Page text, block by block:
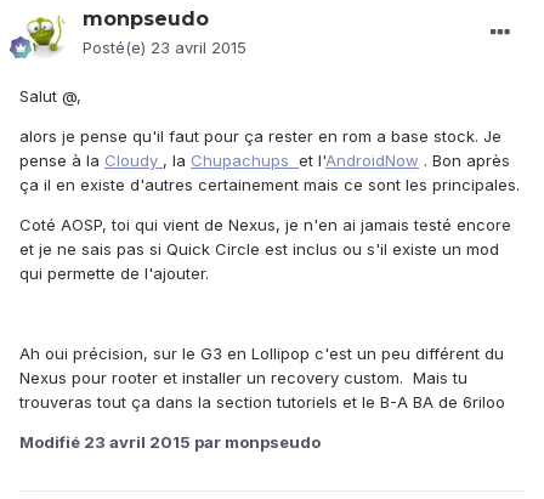
monpseudo
Posté(e) 23 avril 2015
Salut @,
alors je pense qu'il faut pour ça rester en rom a base stock. Je
pense à la Cloudy , la Chupachups et l'AndroidNow . Bon après
ça il en existe d'autres certainement mais ce sont les principales.
Coté AOSP, toi qui vient de Nexus, je n'en ai jamais testé encore
et je ne sais pas si Quick Circle est inclus ou s'il existe un mod
qui permette de l'ajouter.
Ah oui précision, sur le G3 en Lollipop c'est un peu différent du
Nexus pour rooter et installer un recovery custom. Mais tu
trouveras tout ça dans la section tutoriels et le B-A BA de 6riloo
Modifié 23 avril 2015 par monpseudo